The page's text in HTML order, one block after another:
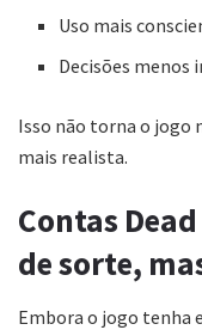
Uso mais
Decisões menos
Isso não torna o jogo
mais realista.
Contas
de sorte,
Embora o jogo tenha